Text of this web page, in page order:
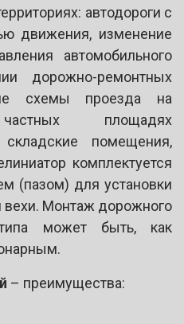
автодороги с
движения, изменение
автомобильного
дорожно-ремонтных
схемы проезда на
площадях
помещения,
комплектуется
(пазом) для установки
вехи. Монтаж дорожного
может быть, как
– преимущества: